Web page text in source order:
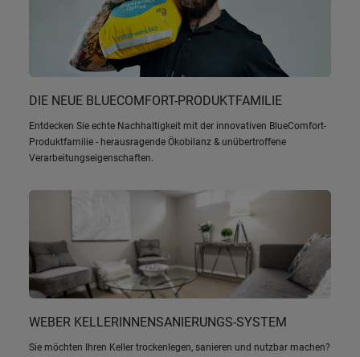
DIE NEUE BLUECOMFORT-PRODUKTFAMILIE
Entdecken Sie echte Nachhaltigkeit mit der innovativen BlueComfort-
Produktfamilie - herausragende Ökobilanz & unübertroffene
Verarbeitungseigenschaften.
WEBER KELLERINNENSANIERUNGS-SYSTEM
Sie möchten Ihren Keller trockenlegen, sanieren und nutzbar machen?